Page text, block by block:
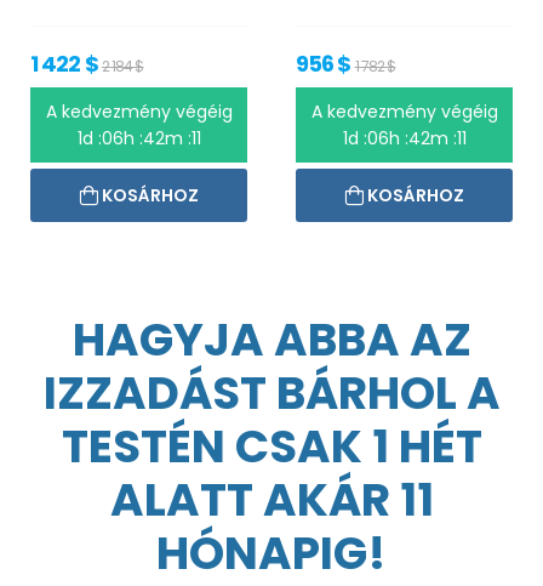
1 422 $2 184 $
A kedvezmény végéig
1d :06h :42m :10
KOSÁRHOZ
956 $1 782 $
A kedvezmény végéig
1d :06h :42m :10
KOSÁRHOZ
HAGYJA ABBA AZ
IZZADÁST BÁRHOL A
TESTÉN CSAK 1 HÉT
ALATT AKÁR 11
HÓNAPIG!